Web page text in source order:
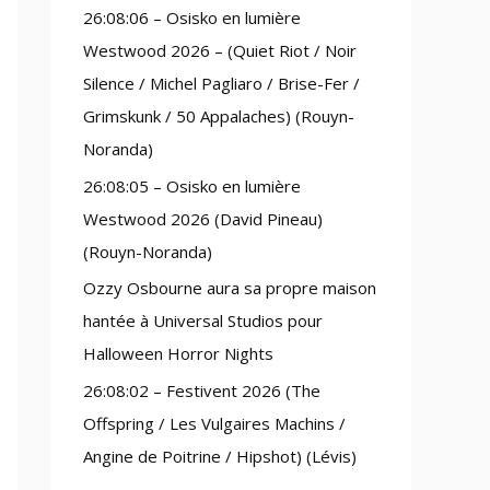
:26:08:06 – Osisko en lumière
Westwood 2026 – (Quiet Riot / Noir
Silence / Michel Pagliaro / Brise-Fer /
Grimskunk / 50 Appalaches) (Rouyn-
Noranda)
26:08:05 – Osisko en lumière
Westwood 2026 (David Pineau)
(Rouyn-Noranda)
Ozzy Osbourne aura sa propre maison
hantée à Universal Studios pour
Halloween Horror Nights
26:08:02 – Festivent 2026 (The
Offspring / Les Vulgaires Machins /
Angine de Poitrine / Hipshot) (Lévis)